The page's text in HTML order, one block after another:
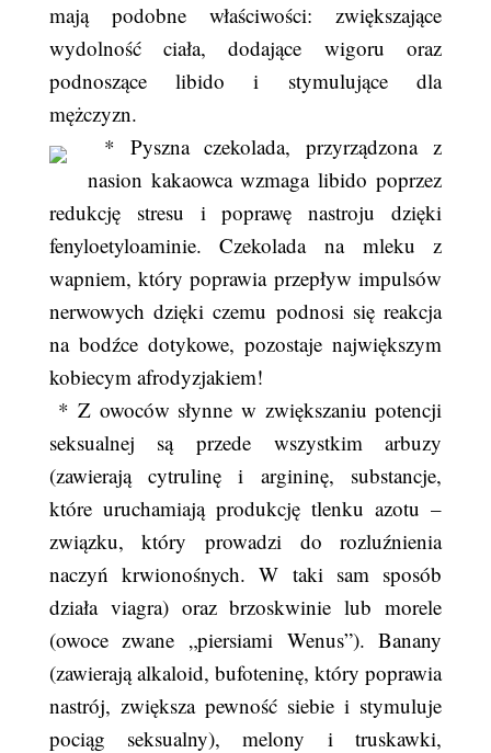
mają podobne właściwości: zwiększające
wydolność ciała, dodające wigoru oraz
podnoszące libido i stymulujące dla
mężczyzn.
* Pyszna czekolada, przyrządzona z
nasion kakaowca wzmaga libido poprzez
redukcję stresu i poprawę nastroju dzięki
fenyloetyloaminie. Czekolada na mleku z
wapniem, który poprawia przepływ impulsów
nerwowych dzięki czemu podnosi się reakcja
na bodźce dotykowe, pozostaje największym
kobiecym afrodyzjakiem!
* Z owoców słynne w zwiększaniu potencji
seksualnej są przede wszystkim arbuzy
(zawierają cytrulinę i argininę, substancje,
które uruchamiają produkcję tlenku azotu –
związku, który prowadzi do rozluźnienia
naczyń krwionośnych. W taki sam sposób
działa viagra) oraz brzoskwinie lub morele
(owoce zwane „piersiami Wenus”). Banany
(zawierają alkaloid, bufoteninę, który poprawia
nastrój, zwiększa pewność siebie i stymuluje
pociąg seksualny), melony i truskawki,